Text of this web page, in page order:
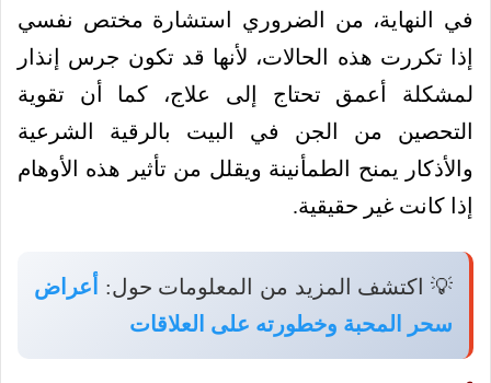
في النهاية، من الضروري استشارة مختص نفسي
إذا تكررت هذه الحالات، لأنها قد تكون جرس إنذار
لمشكلة أعمق تحتاج إلى علاج، كما أن تقوية
التحصين من الجن في البيت بالرقية الشرعية
والأذكار يمنح الطمأنينة ويقلل من تأثير هذه الأوهام
إذا كانت غير حقيقية.
💡 اكتشف المزيد من المعلومات حول:
أعراض
سحر المحبة وخطورته على العلاقات